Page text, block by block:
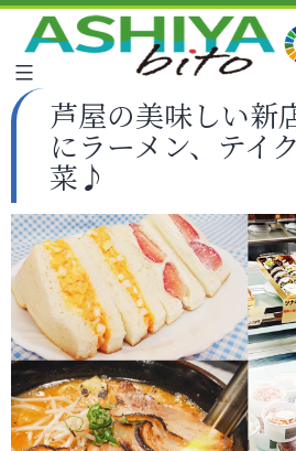
芦屋の美味しい新
にラーメン、テイ
菜♪